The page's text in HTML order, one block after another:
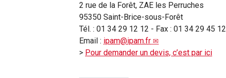
2 rue de la Forêt, ZAE les Perruches
95350 Saint-Brice-sous-Forêt
Tél. : 01 34 29 12 12 - Fax : 01 34 29 45 12
Email : ipam@ipam.fr
> Pour demander un devis, c’est par ici